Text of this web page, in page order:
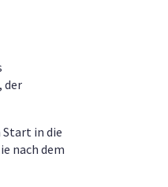
der
in die
nach dem